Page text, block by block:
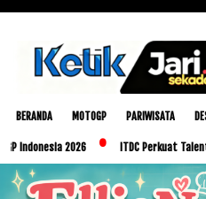
BERANDA MOTOGP PARIWISATA
2026 ITDC Perkuat Talenta Lokal